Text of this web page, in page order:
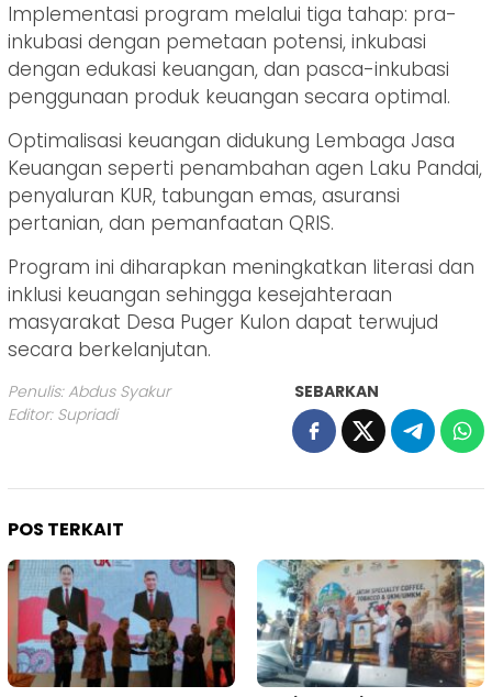
Implementasi program melalui tiga tahap: pra-
inkubasi dengan pemetaan potensi, inkubasi
dengan edukasi keuangan, dan pasca-inkubasi
penggunaan produk keuangan secara optimal.
Optimalisasi keuangan didukung Lembaga Jasa
Keuangan seperti penambahan agen Laku Pandai,
penyaluran KUR, tabungan emas, asuransi
pertanian, dan pemanfaatan QRIS.
Program ini diharapkan meningkatkan literasi dan
inklusi keuangan sehingga kesejahteraan
masyarakat Desa Puger Kulon dapat terwujud
secara berkelanjutan.
Penulis: Abdus Syakur
Editor: Supriadi
SEBARKAN
POS TERKAIT